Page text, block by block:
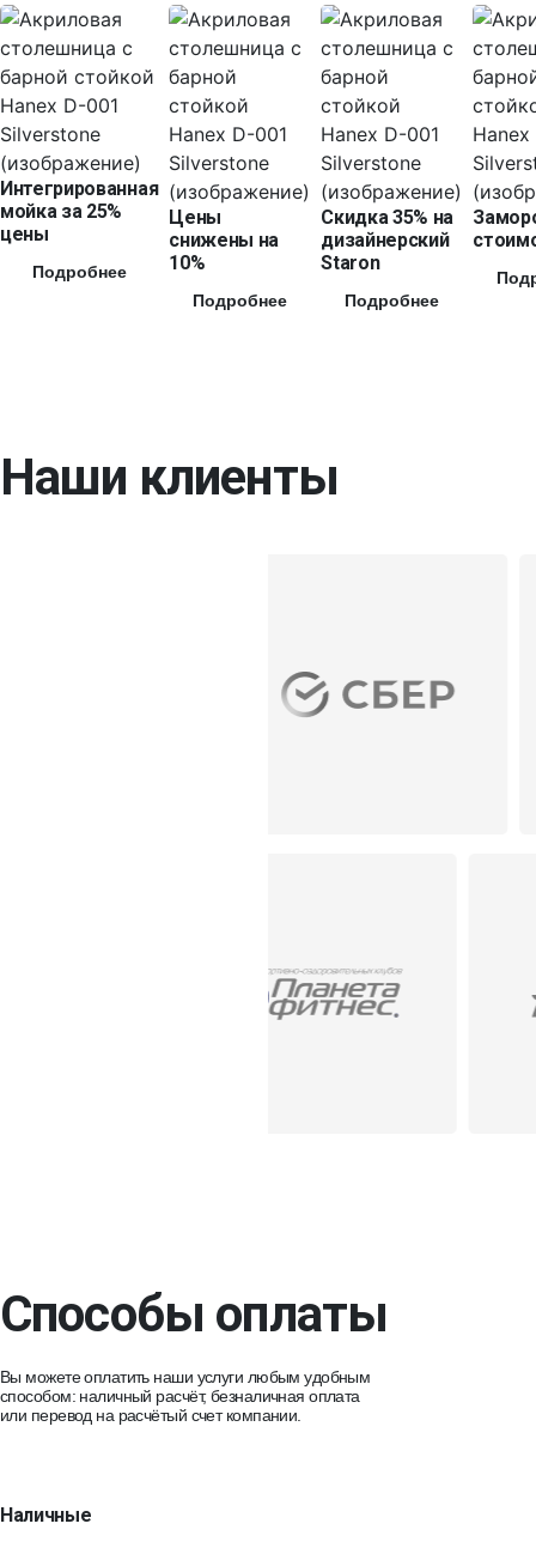
Интегрированная
мойка за 25%
цены
Подробнее
Цены
снижены на
10%
Подробнее
Скидка 35% на
дизайнерский
Staron
Подробнее
Наши клиенты
Способы оплаты
Вы можете оплатить наши услуги любым удобным
способом: наличный расчёт, безналичная оплата
или перевод на расчётый счет компании.
Наличные